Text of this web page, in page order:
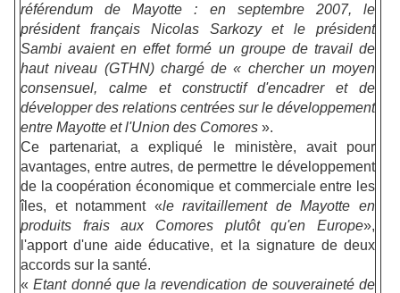
référendum de Mayotte : en septembre 2007, le
président français Nicolas Sarkozy et le président
Sambi avaient en effet formé un groupe de travail de
haut niveau (GTHN) chargé de « chercher un moyen
consensuel, calme et constructif d'encadrer et de
développer des relations centrées sur le développement
entre Mayotte et l'Union des Comores ».
Ce partenariat, a expliqué le ministère, avait pour
avantages, entre autres, de permettre le développement
de la coopération économique et commerciale entre les
îles, et notamment «le ravitaillement de Mayotte en
produits frais aux Comores plutôt qu'en Europe»,
l'apport d'une aide éducative, et la signature de deux
accords sur la santé.
«Etant donné que la revendication de souveraineté de